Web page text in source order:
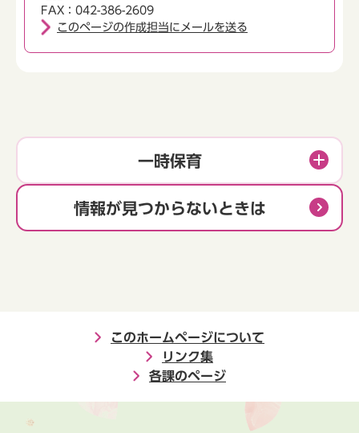
FAX：042-386-2609
このページの作成担当にメールを送る
一時保育
情報が見つからないときは
このホームページについて
リンク集
各課のページ